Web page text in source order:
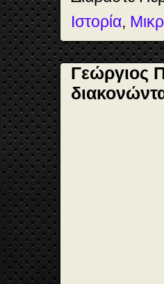
Ιστορία,
Γεώργιος